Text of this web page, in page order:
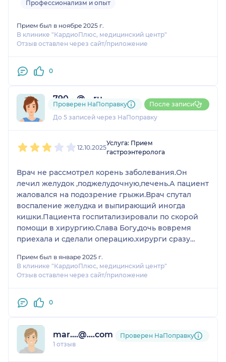
Профессионализм и опыт
Прием был в ноябре 2025 г.
В клинике "КардиоПлюс, медицинский центр"
Отзыв оставлен через сайт/приложение
0
790....@....ru
1 отзыв
До 5 записей через НаПоправку
Проверен НаПоправку После записи
12.10.2025
Услуга: Прием
гастроэнтеролога
Врач не рассмотрел корень заболевания.Он
лечил желудок ,поджелудочную,печень.А пациент
жаловался на подозрение грыжи.Врач спутал
воспаление желудка и выпирающий иногда
кишки.Пациента госпитализировали по скорой
помощи в хирургию.Слава Богу,дочь вовремя
приехала и сделали операцию.хирурги сразу
спайки.
То есть врач такой категории ,что ему лечить
Прием был в январе 2025 г.
В клинике "КардиоПлюс, медицинский центр"
Отзыв оставлен через сайт/приложение
0
mar....@....com
1 отзыв
Проверен НаПоправку